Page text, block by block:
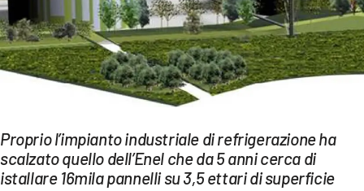
SPORT
Streaming
LAC NETWORK
LAC ONAIR
Proprio l’impianto industriale di refrigerazione ha
scalzato quello dell’Enel che da 5 anni cerca di
istallare 16mila pannelli su 3,5 ettari di superficie